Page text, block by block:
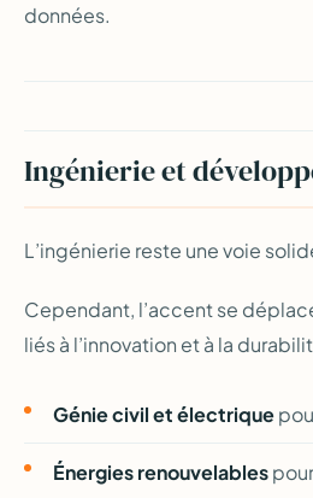
données.
Ingénierie et
L’ingénierie reste une voie
Cependant, l’accent se
liés à l’innovation et à la
Génie civil et électrique
Énergies renouvelables